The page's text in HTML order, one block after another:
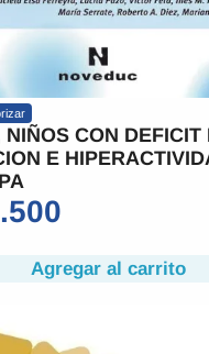
NIÑOS CON DEFICIT
E
Agregar al carrito